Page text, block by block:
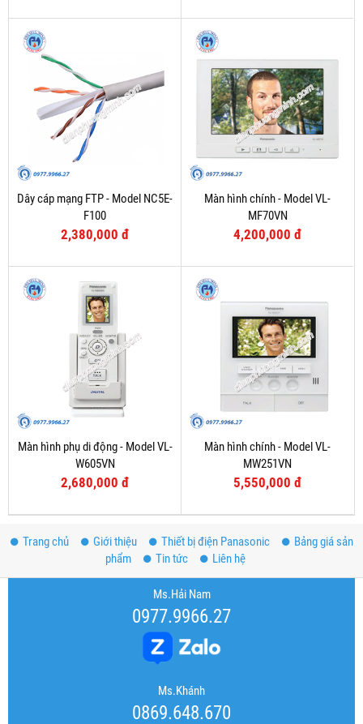
Dây cáp mạng FTP - Model NC5E-
F100
2,380,000 đ
Màn hình chính - Model VL-
MF70VN
4,200,000 đ
Màn hình phụ di động - Model VL-
W605VN
2,680,000 đ
Màn hình chính - Model VL-
MW251VN
5,550,000 đ
Trang chủ Giới thiệu Thiết bị điện Panasonic
Bảng giá sản
phẩm
Tin tức Liên hệ
Ms.Hải Nam
0977.9966.27
Ms.Khánh
0869.648.670